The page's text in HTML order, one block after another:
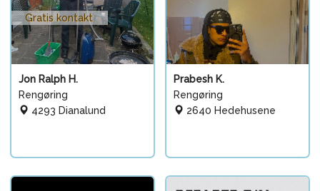
Gratis kontakt
Jon Ralph H.
Rengøring
4293 Dianalund
Prabesh K.
Rengøring
2640 Hedehusene